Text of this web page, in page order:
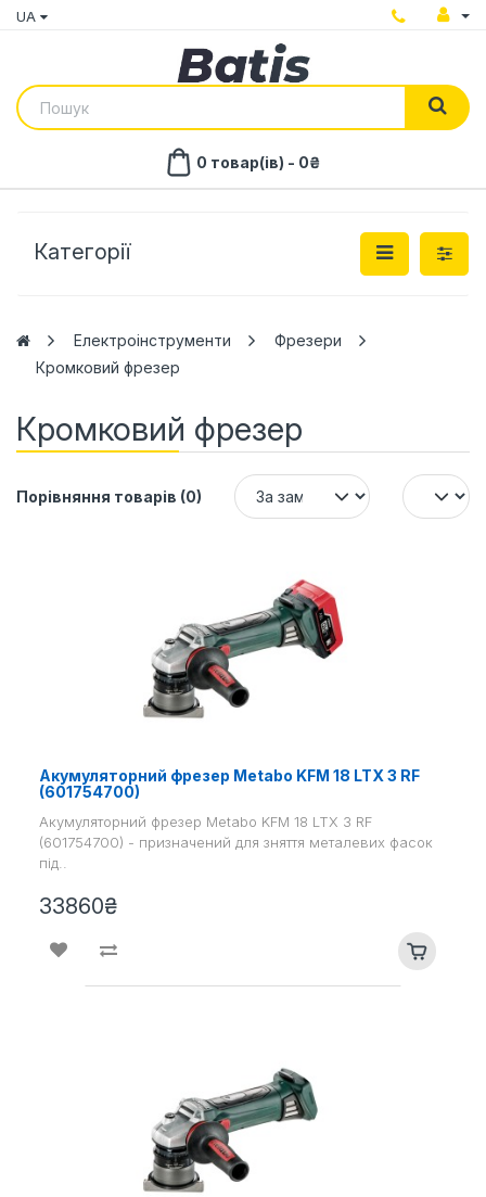
UA
0 товар(ів) - 0₴
Категорії
Електроінструменти
Фрезери
Кромковий фрезер
Кромковий фрезер
Порівняння товарів (0)
Акумуляторний фрезер Metabo KFM 18 LTX 3 RF
(601754700)
Акумуляторний фрезер Metabo KFM 18 LTX 3 RF
(601754700) - призначений для зняття металевих фасок
під..
33860₴